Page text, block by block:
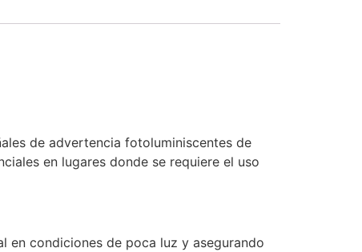
de advertencia fotoluminiscentes de
en lugares donde se requiere el uso
en condiciones de poca luz y asegurando